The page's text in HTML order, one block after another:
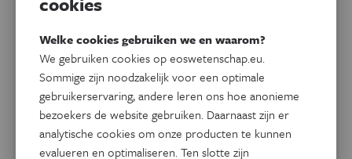
Welke cookies gebruiken we en waarom?
We gebruiken cookies op eoswetenschap.eu.
Sommige zijn noodzakelijk voor een optimale
gebruikerservaring, andere leren ons hoe anonieme
bezoekers de website gebruiken. Daarnaast zijn er
analytische cookies om onze producten te kunnen
evalueren en optimaliseren. Ten slotte zijn